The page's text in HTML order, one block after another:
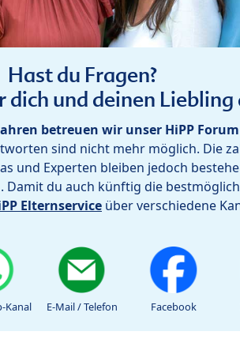
Hast du Fragen?
dich und deinen Liebling
betreuen wir unser HiPP
sind nicht mehr möglich. Die
und Experten bleiben jedoch
du auch künftig die
Elternservice über verschiedene
Kanal E-Mail / Telefon Facebook